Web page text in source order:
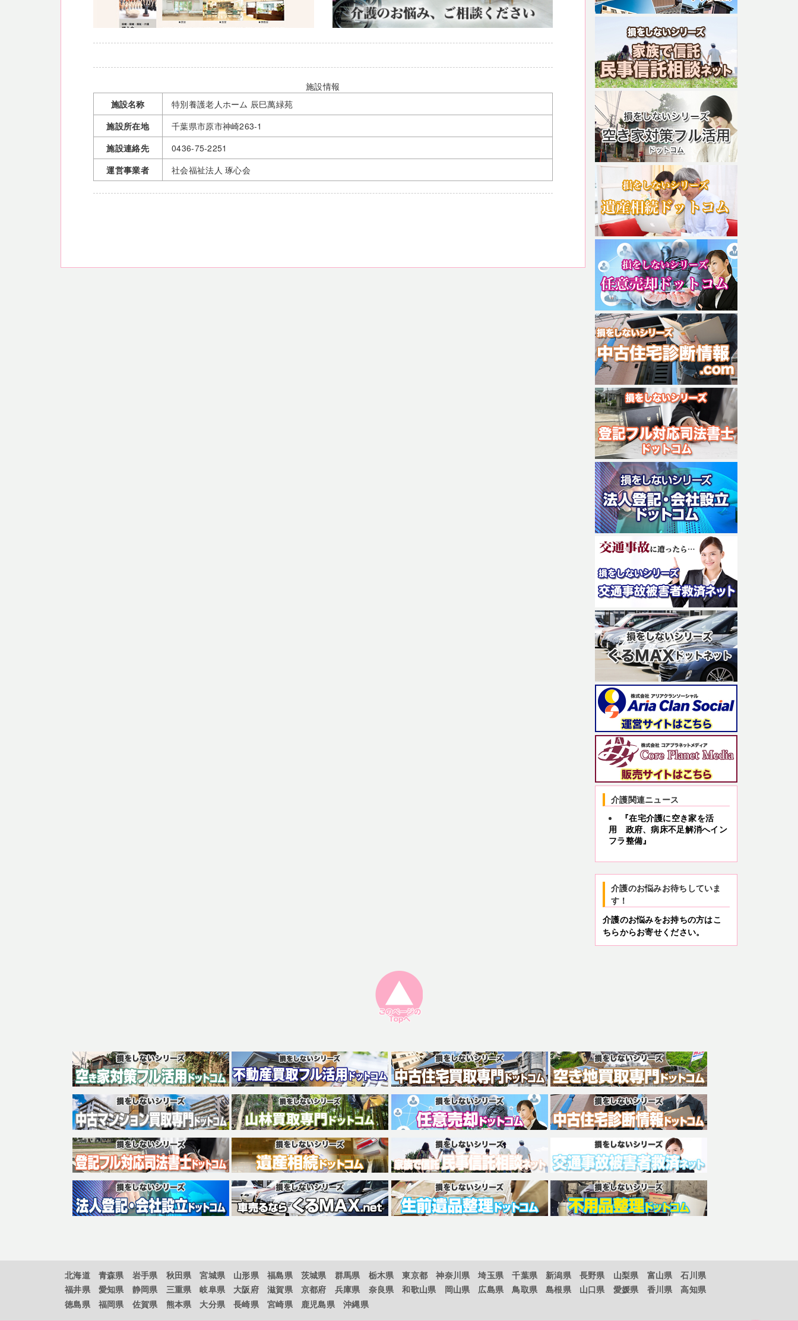
施設情報
施設名称
特別養護老人ホーム 辰巳萬緑苑
施設所在地
千葉県市原市神崎263-1
施設連絡先
0436-75-2251
運営事業者
社会福祉法人 琢心会
介護関連ニュース
『在宅介護に空き家を活
用 政府、病床不足解消へイン
フラ整備』
介護のお悩みお待ちしていま
す！
介護のお悩みをお持ちの方はこ
ちらからお寄せください。
北海道 青森県 岩手県 秋田県 宮城県 山形県 福島県 茨城県 群馬県 栃木県 東京都 神奈川県 埼玉県 千葉県 新潟県 長野県 山梨県 富山県
石川県
福井県
愛知県 静岡県 三重県 岐阜県 大阪府 滋賀県 京都府 兵庫県 奈良県 和歌山県 岡山県 広島県 鳥取県 島根県 山口県 愛媛県 香川県
高知県
徳島県
福岡県 佐賀県 熊本県 大分県 長崎県 宮崎県 鹿児島県 沖縄県